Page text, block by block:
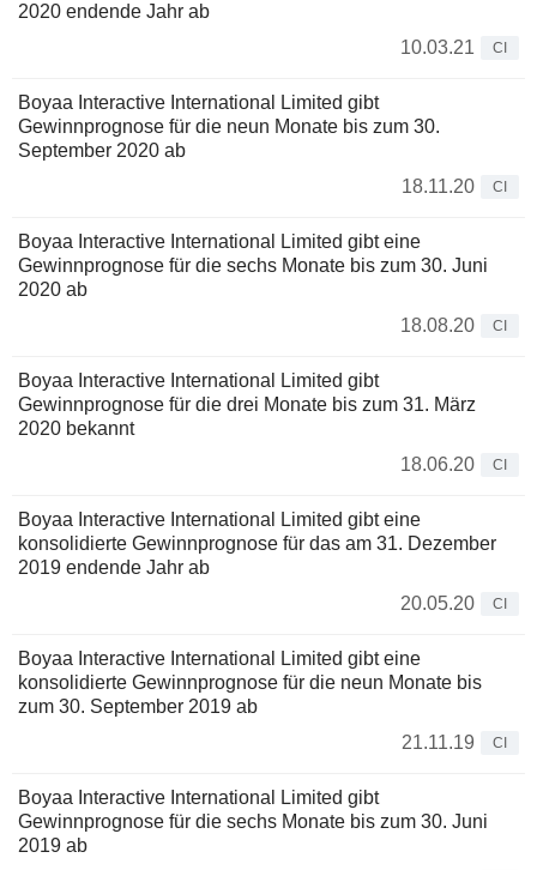
2020 endende Jahr ab
10.03.21
CI
Boyaa Interactive International Limited gibt
Gewinnprognose für die neun Monate bis zum 30.
September 2020 ab
18.11.20
CI
Boyaa Interactive International Limited gibt eine
Gewinnprognose für die sechs Monate bis zum 30. Juni
2020 ab
18.08.20
CI
Boyaa Interactive International Limited gibt
Gewinnprognose für die drei Monate bis zum 31. März
2020 bekannt
18.06.20
CI
Boyaa Interactive International Limited gibt eine
konsolidierte Gewinnprognose für das am 31. Dezember
2019 endende Jahr ab
20.05.20
CI
Boyaa Interactive International Limited gibt eine
konsolidierte Gewinnprognose für die neun Monate bis
zum 30. September 2019 ab
21.11.19
CI
Boyaa Interactive International Limited gibt
Gewinnprognose für die sechs Monate bis zum 30. Juni
2019 ab